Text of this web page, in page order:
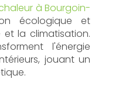
à Bourgoin-
écologique et
la climatisation.
l'énergie
jouant un